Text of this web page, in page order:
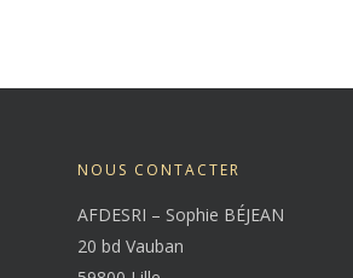
NOUS CONTACTER
AFDESRI – Sophie BÉJEAN
20 bd Vauban